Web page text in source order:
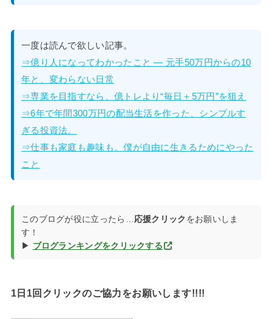
一度は読んで欲しい記事。
⇒億り人になってわかったこと — 元手50万円からの10
年と、変わらない日常
⇒専業を目指すなら、億トレより“毎日＋5万円”を狙え
⇒6年で年間300万円の配当生活を作った、シンプルす
ぎる投資法。
⇒仕事も家庭も趣味も。僕が自由に生きるためにやった
こと
このブログが役に立ったら…応援クリック をお願いしま
す！
▶ ブログランキングをクリックする
1日1回クリックのご協力をお願いします!!!!